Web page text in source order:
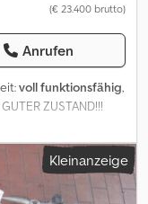
(€ 23.400 brutto)
Anrufen
voll funktionsfähig,
ZUSTAND!!!
5x hydr. Ausschub 4x
Control
Kleinanzeige